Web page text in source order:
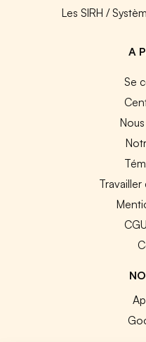
Les SIRH /
A
Se